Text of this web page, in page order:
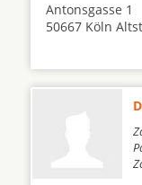
Antonsgasse 1
50667 Köln